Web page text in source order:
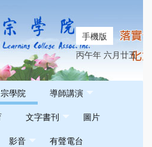
手機版
丙午年 六月廿五
學院
導師講演
文字書刊
圖片
影音
有聲電台